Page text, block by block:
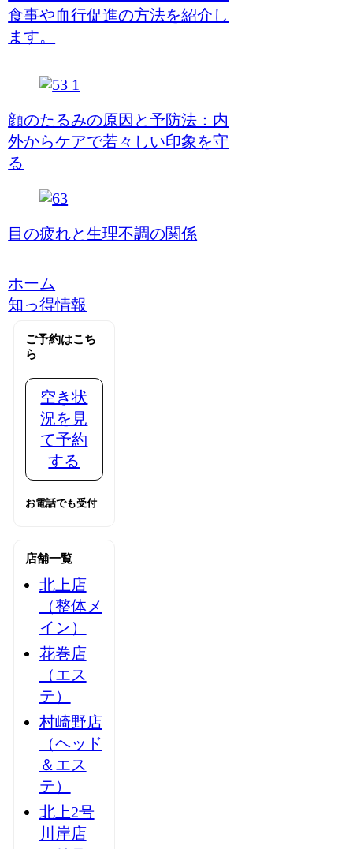
食事や血行促進の方法を紹介し
ます。
顔のたるみの原因と予防法：内
外からケアで若々しい印象を守
る
目の疲れと生理不調の関係
ホーム
知っ得情報
ご予約はこち
ら
空き状
況を見
て予約
する
お電話でも受付
店舗一覧
北上店
（整体メ
イン）
花巻店
（エス
テ）
村崎野店
（ヘッド
＆エス
テ）
北上2号
川岸店